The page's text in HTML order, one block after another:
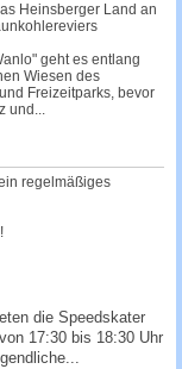
Heinsberger Land an
geht es entlang
Wiesen des
Freizeitparks, bevor
und...
regelmäßiges
die Speedskater
17:30 bis 18:30 Uhr